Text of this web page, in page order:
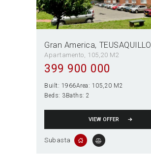
Gran America TEUSAQUILLO
Apartamento 105,20 M2
399 900 000
Built: 1966Area: 105,20 M2
Beds: 3Baths: 2
VIEW OFFER
Subasta